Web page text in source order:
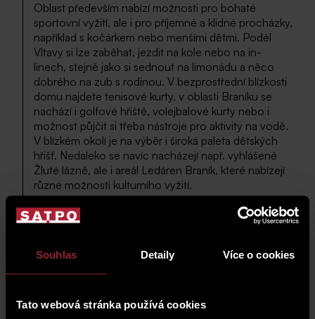
Souhlas Detaily Více o cookies
Tato webová stránka používá cookies
Oblast především nabízí možnosti pro bohaté
sportovní vyžití, ale i pro příjemné a klidné procházky,
například s kočárkem nebo menšími dětmi. Podél
Vltavy si lze zaběhat, jezdit na kole nebo na in-
linech, stejně jako si sednout na limonádu a něco
dobrého na zub s rodinou. V bezprostřední blízkosti
domu najdete tenisové kurty, v oblasti Braníku se
nachází i golfové hřiště, volejbalové kurty nebo i
možnost půjčit si třeba nástroje pro aktivity na vodě.
V blízkém okolí je na výběr i široká paleta dětských
hřišť. Nedaleko se navíc nacházejí např. vyhlášené
Žluté lázně, ale i areál Ledáren Braník, které nabízejí
různé možnosti kulturního vyžití.
Kam vyrazit v okolí
plavecký bazén Zelený pruh
Ledárny Braník
Filmové muzeum